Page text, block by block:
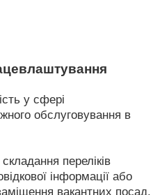
у сфері
обслуговування в
переліків
інформації або
вакантних посад,